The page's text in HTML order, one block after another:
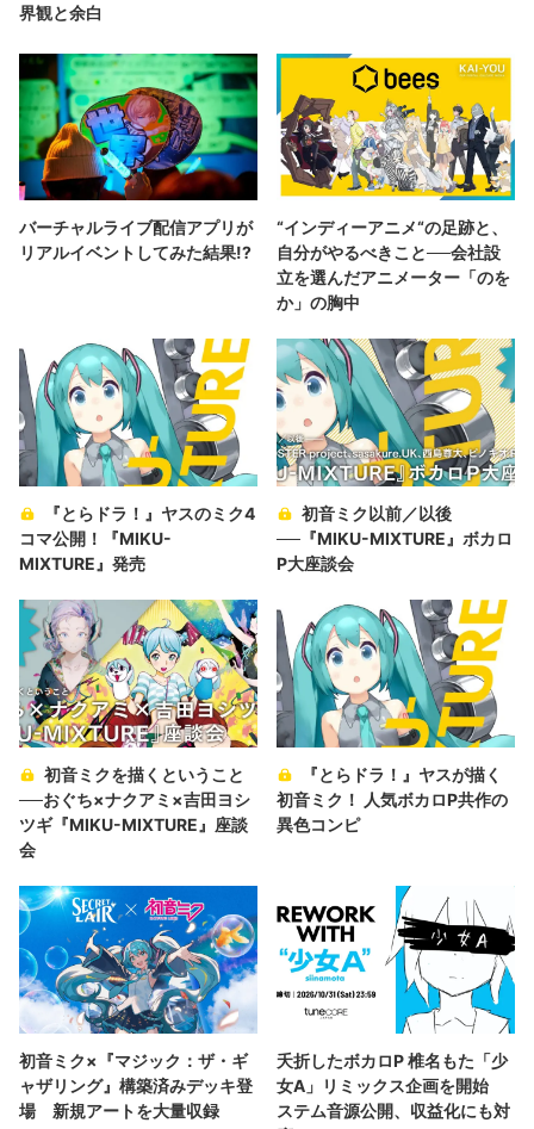
界観と余白
バーチャルライブ配信アプリが
リアルイベントしてみた結果!?
“インディーアニメ“の足跡と、
自分がやるべきこと──会社設
立を選んだアニメーター「のを
か」の胸中
『とらドラ！』ヤスのミク4
コマ公開！『MIKU-
MIXTURE』発売
初音ミク以前／以後
──『MIKU-MIXTURE』ボカロ
P大座談会
初音ミクを描くということ
──おぐち×ナクアミ×吉田ヨシ
ツギ『MIKU-MIXTURE』座談
会
『とらドラ！』ヤスが描く
初音ミク！ 人気ボカロP共作の
異色コンピ
初音ミク×『マジック：ザ・ギ
ャザリング』構築済みデッキ登
場 新規アートを大量収録
夭折したボカロP 椎名もた「少
女A」リミックス企画を開始
ステム音源公開、収益化にも対